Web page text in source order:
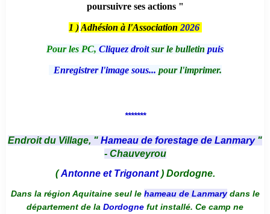
poursuivre ses actions "
1 ) Adhésion à l'Association 2026
Pour les PC, Cliquez droitsur le bulletin puis
Enregistrer l'image sous... pour l'imprimer.
*******
Endroit du Village, " Hameau de forestage de Lanmary "
- Chauveyrou
(Antonne et Trigonant) Dordogne.
Dans la région Aquitaine seul le hameau de Lanmarydans le
département de la Dordogne fut installé. Ce camp ne